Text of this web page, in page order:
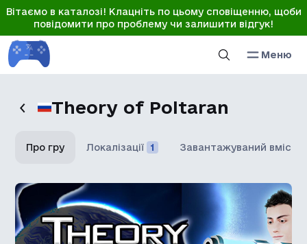
Вітаємо в каталозі! Клацніть по цьому сповіщенню, щоби
повідомити про проблему чи залишити відгук!
Меню
Theory of Poltaran
Про гру Локалізації 1 Завантажуваний вміст